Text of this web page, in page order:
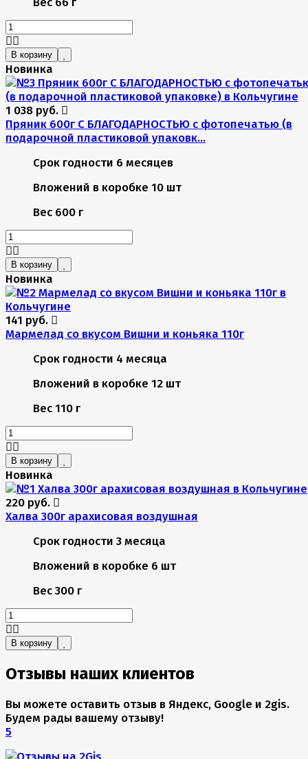
В корзину
Новинка
1 038 руб.
Пряник 600г С БЛАГОДАРНОСТЬЮ с фотопечатью (в
подарочной пластиковой упаковк...
Срок годности 6 месяцев
Вложений в коробке 10 шт
Вес 600 г
В корзину
Новинка
141 руб.
Мармелад со вкусом Вишни и коньяка 110г
Срок годности 4 месяца
Вложений в коробке 12 шт
Вес 110 г
В корзину
Новинка
220 руб.
Халва 300г арахисовая воздушная
Срок годности 3 месяца
Вложений в коробке 6 шт
Вес 300 г
В корзину
Отзывы наших клиентов
Вы можете оставить отзыв в Яндекс, Google и 2gis.
Будем рады вашему отзыву!
5